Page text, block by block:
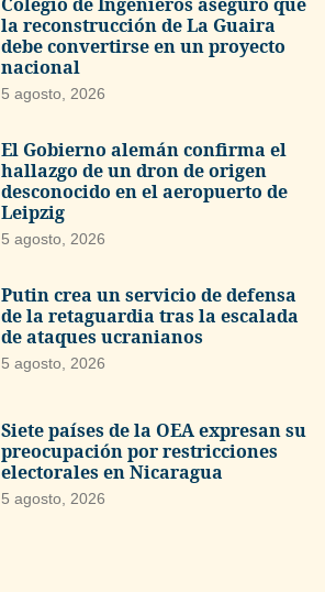
la reconstrucción de La Guaira
debe convertirse en un proyecto
nacional
5 agosto, 2026
El Gobierno alemán confirma el
hallazgo de un dron de origen
desconocido en el aeropuerto de
Leipzig
5 agosto, 2026
Putin crea un servicio de defensa
de la retaguardia tras la escalada
de ataques ucranianos
5 agosto, 2026
Siete países de la OEA expresan su
preocupación por restricciones
electorales en Nicaragua
5 agosto, 2026